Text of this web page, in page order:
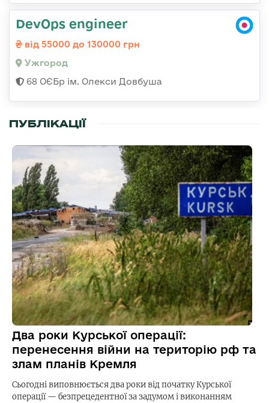
DevOps engineer
від 55000 до 130000 грн
Ужгород
68 ОЄБр ім. Олекси Довбуша
ПУБЛІКАЦІЇ
Два роки Курської операції:
перенесення війни на територію рф та
злам планів Кремля
Сьогодні виповнюється два роки від початку Курської
операції — безпрецедентної за задумом і виконанням